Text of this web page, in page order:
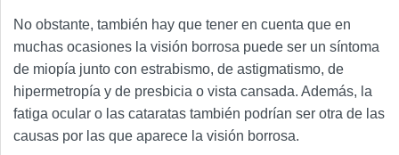
No obstante, también hay que tener en cuenta que en
muchas ocasiones la visión borrosa puede ser un síntoma
de miopía junto con estrabismo, de astigmatismo, de
hipermetropía y de presbicia o vista cansada. Además, la
fatiga ocular o las cataratas también podrían ser otra de las
causas por las que aparece la visión borrosa.